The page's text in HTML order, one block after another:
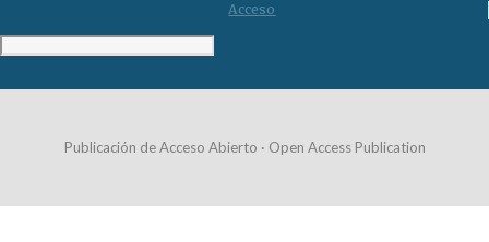
Acceso
Publicación de Acceso Abierto · Open Access Publication